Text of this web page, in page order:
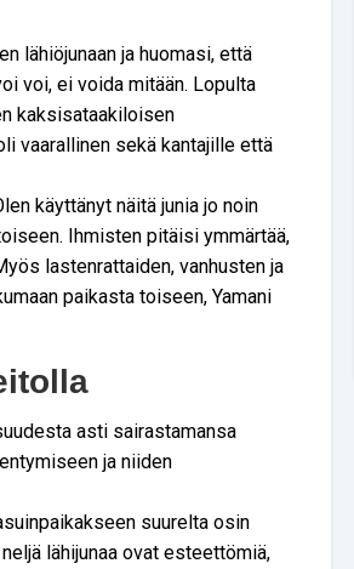
lähiöjunaan ja huomasi, että
voi, ei voida mitään. Lopulta
kaksisataakiloisen
vaarallinen sekä kantajille että
käyttänyt näitä junia jo noin
Ihmisten pitäisi ymmärtää,
lastenrattaiden, vanhusten ja
paikasta toiseen, Yamani
asti sairastamansa
ja niiden
suurelta osin
lähijunaa ovat esteettömiä,